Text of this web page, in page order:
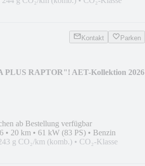
Kontakt Parken
PLUS RAPTOR"! AET-Kollektion 2026
ab Bestellung verfügbar
• 20 km • 61 kW (83 PS) • Benzin
g CO₂/km (komb.) • CO₂-Klasse